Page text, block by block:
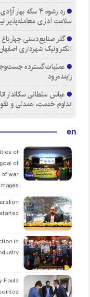
رد رشوه ۴ سکه
سلامت اداری معامله‌پذیر
گذر صنایع‌دستی
الکترونیک شهرداری
عملیات گسترده
زاینده‌رود
عباس سلطانی سکاندار
تداوم خدمت، همدلی و
en
of
of
war
in
Fould